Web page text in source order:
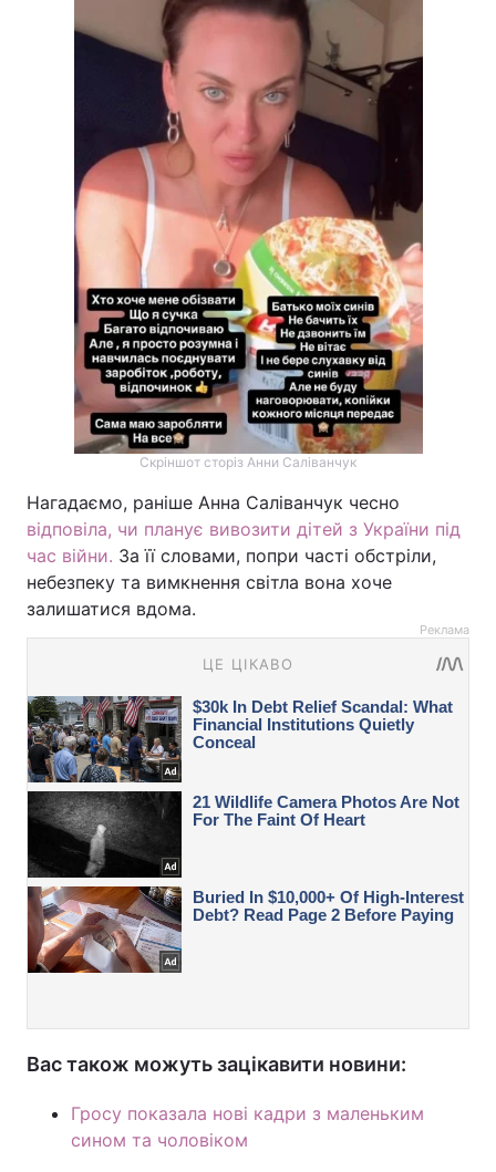
Скріншот сторіз Анни Саліванчук
Нагадаємо, раніше Анна Саліванчук чесно
відповіла, чи планує вивозити дітей з України під
час війни. За її словами, попри часті обстріли,
небезпеку та вимкнення світла вона хоче
залишатися вдома.
Реклама
Вас також можуть зацікавити новини:
Гросу показала нові кадри з маленьким
сином та чоловіком